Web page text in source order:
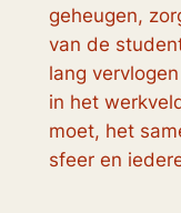
geheugen,
van de
lang
in het
moet, het
sfeer en